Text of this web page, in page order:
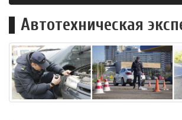
Автотехническая